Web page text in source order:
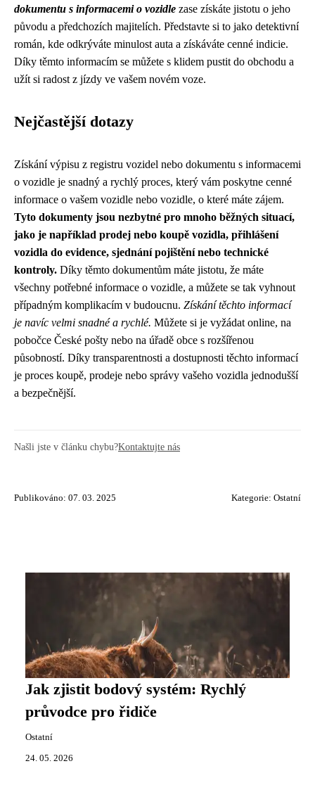
dokumentu s informacemi o vozidle zase získáte jistotu o jeho
původu a předchozích majitelích. Představte si to jako detektivní
román, kde odkrýváte minulost auta a získáváte cenné indicie.
Díky těmto informacím se můžete s klidem pustit do obchodu a
užít si radost z jízdy ve vašem novém voze.
Nejčastější dotazy
Získání výpisu z registru vozidel nebo dokumentu s informacemi
o vozidle je snadný a rychlý proces, který vám poskytne cenné
informace o vašem vozidle nebo vozidle, o které máte zájem.
Tyto dokumenty jsou nezbytné pro mnoho běžných situací,
jako je například prodej nebo koupě vozidla, přihlášení
vozidla do evidence, sjednání pojištění nebo technické
kontroly. Díky těmto dokumentům máte jistotu, že máte
všechny potřebné informace o vozidle, a můžete se tak vyhnout
případným komplikacím v budoucnu. Získání těchto informací
je navíc velmi snadné a rychlé. Můžete si je vyžádat online, na
pobočce České pošty nebo na úřadě obce s rozšířenou
působností. Díky transparentnosti a dostupnosti těchto informací
je proces koupě, prodeje nebo správy vašeho vozidla jednodušší
a bezpečnější.
Našli jste v článku chybu?Kontaktujte nás
Publikováno: 07. 03. 2025 Kategorie: Ostatní
Jak zjistit bodový systém: Rychlý
průvodce pro řidiče
Ostatní
24. 05. 2026